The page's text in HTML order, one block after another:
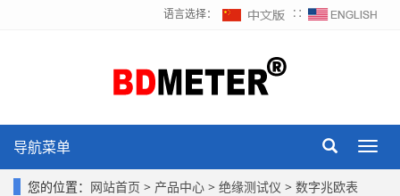
语言选择： ∷
导航菜单
您的位置： 网站首页 > 产品中心 > 绝缘测试仪 > 数字兆欧表